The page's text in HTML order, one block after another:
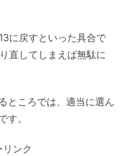
に戻すといった具合で
直してしまえば無駄に
ところでは、適当に選ん
す。
ンク